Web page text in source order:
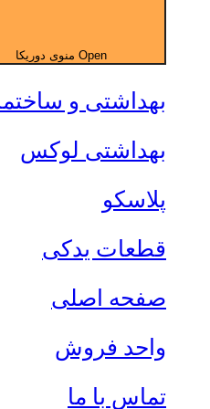
Open منوی دوریکا
بهداشتی و
بهداشتی لوکس
پلاسکو
قطعات یدکی
صفحه اصلی
واحد فروش
تماس با ما